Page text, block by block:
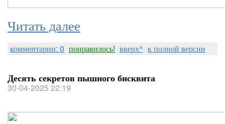
Читать далее
комментарии: 0 понравилось! вверх^ к полной версии
Десять секретов пышного бисквита
30-04-2025 22:19